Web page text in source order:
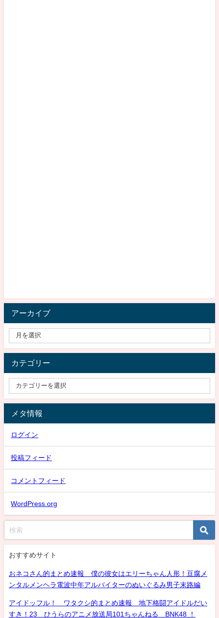
アーカイブ
カテゴリー
メタ情報
ログイン
投稿フィード
コメントフィード
WordPress.org
おすすめサイト
おネコさん的まとめ速報 僕の彼女はエリーちゃん人形！豆腐メ
ンタルメンヘラ電波中年アルバイターのぬいぐるみ男子末路編
アイドッフル！ ワタクシ的まとめ速報 地下格闘アイドルだい
すき！23 ひうらのアニメ放送局101ちゃんねる BNK48 ！